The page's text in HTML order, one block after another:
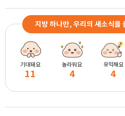
지방 하나만, 우리의 새소식을
기대돼요
11
놀라워요
4
유익해요
4